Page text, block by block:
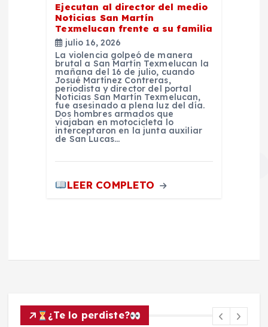
Ejecutan al director del medio
Noticias San Martín
Texmelucan frente a su familia
julio 16, 2026
La violencia golpeó de manera
brutal a San Martín Texmelucan la
mañana del 16 de julio, cuando
Josué Martínez Contreras,
periodista y director del portal
Noticias San Martín Texmelucan,
fue asesinado a plena luz del día.
Dos hombres armados que
viajaban en motocicleta lo
interceptaron en la junta auxiliar
de San Lucas…
LEER COMPLETO
¿Te lo perdiste?